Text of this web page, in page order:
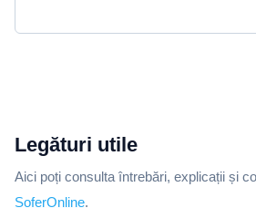
Legături utile
Aici poți consulta întrebări, explicații și
SoferOnline.